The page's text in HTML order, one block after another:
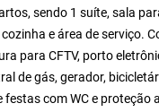
sendo 1 suíte, sala
e área de serviço.
para CFTV, porto
de gás, gerador,
festas com WC e proteção